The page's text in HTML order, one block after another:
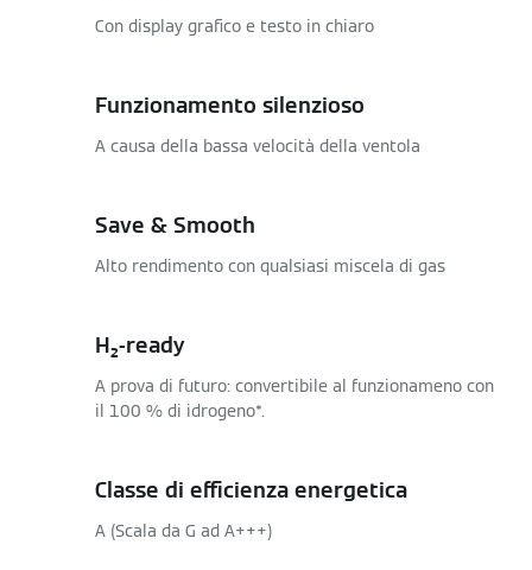
Con display grafico e testo in chiaro
Funzionamento silenzioso
A causa della bassa velocità della ventola
Save & Smooth
Alto rendimento con qualsiasi miscela di gas
H₂-ready
A prova di futuro: convertibile al funzionameno con
il 100 % di idrogeno*.
Classe di efficienza energetica
A (Scala da G ad A+++)